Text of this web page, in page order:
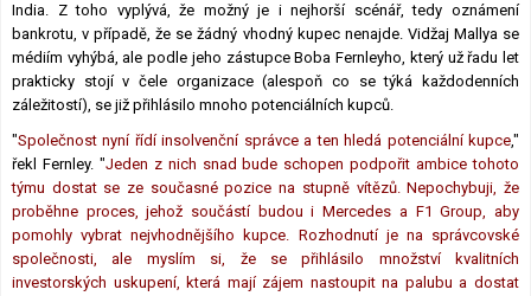
India. Z toho vyplývá, že možný je i nejhorší scénář, tedy oznámení
bankrotu, v případě, že se žádný vhodný kupec nenajde. Vidžaj Mallya se
médiím vyhýbá, ale podle jeho zástupce Boba Fernleyho, který už řadu let
prakticky stojí v čele organizace (alespoň co se týká každodenních
záležitostí), se již přihlásilo mnoho potenciálních kupců.
"Společnost nyní řídí insolvenční správce a ten hledá potenciální kupce,"
řekl Fernley. "Jeden z nich snad bude schopen podpořit ambice tohoto
týmu dostat se ze současné pozice na stupně vítězů. Nepochybuji, že
proběhne proces, jehož součástí budou i Mercedes a F1 Group, aby
pomohly vybrat nejvhodnějšího kupce. Rozhodnutí je na správcovské
společnosti, ale myslím si, že se přihlásilo množství kvalitních
investorských uskupení, která mají zájem nastoupit na palubu a dostat